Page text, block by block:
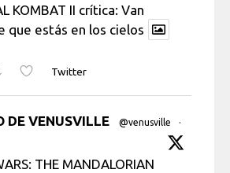
KOMBAT II crítica: Van
que estás en los cielos
Twitter
DE VENUSVILLE @venusville
·
THE MANDALORIAN